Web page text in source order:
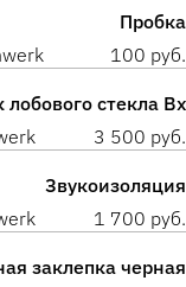
Пробка
100 руб.
стекла Вх
3 500 руб.
Звукоизоляция
1 700 руб.
заклепка черная